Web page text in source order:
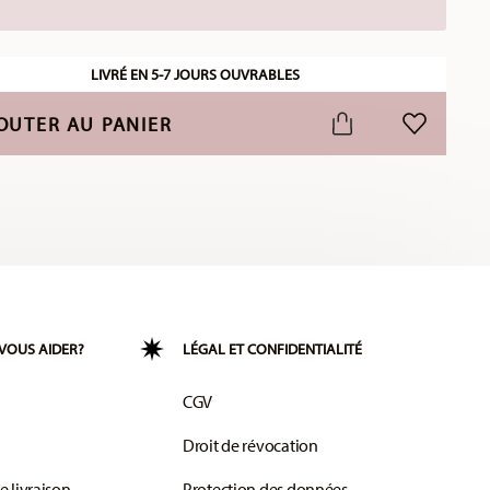
LIVRÉ EN 5-7 JOURS OUVRABLES
AU PANIER LISTE DE
AIDER? LÉGAL ET CONFIDENTIALITÉ
CGV
Droit de révocation